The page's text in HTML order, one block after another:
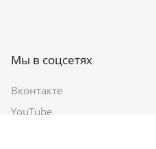
Мы в соцсетях
Вконтакте
YouTube